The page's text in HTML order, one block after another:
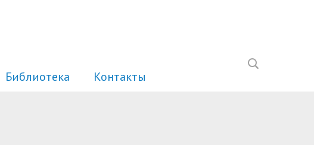
Библиотека Контакты